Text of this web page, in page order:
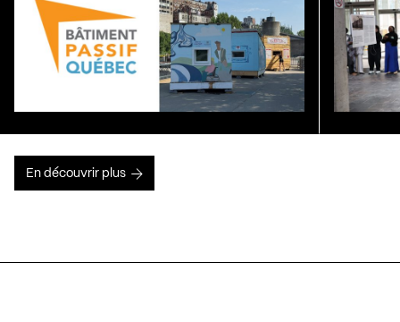
En découvrir plus